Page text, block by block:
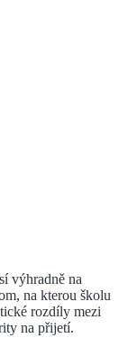
výhradně na
na kterou školu
rozdíly mezi
na přijetí.